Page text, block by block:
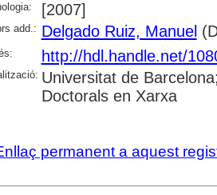
[2007]
add.: Delgado Ruiz, Manuel
http://hdl.handle.net/
Universitat de
Doctorals en Xarxa
permanent a aquest